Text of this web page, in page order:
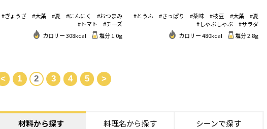
#ぎょうざ #大葉 #夏 #にんにく
#おつまみ
#トマト
#チーズ
カロリー 308kcal
塩分 1.0g
#とうふ #さっぱり #薬味 #枝豆 #大葉
#夏
#しゃぶしゃぶ
#サラダ
カロリー 480kcal
塩分 2.8g
< 1 2 3 4 5 >
材料から探す 料理名から探す シーンで探す